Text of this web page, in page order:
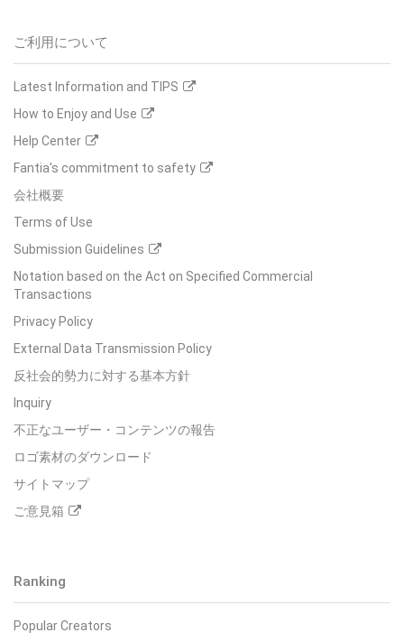
ご利用について
Latest Information and TIPS
How to Enjoy and Use
Help Center
Fantia's commitment to safety
会社概要
Terms of Use
Submission Guidelines
Notation based on the Act on Specified Commercial
Transactions
Privacy Policy
External Data Transmission Policy
反社会的勢力に対する基本方針
Inquiry
不正なユーザー・コンテンツの報告
ロゴ素材のダウンロード
サイトマップ
ご意見箱
Ranking
Popular Creators